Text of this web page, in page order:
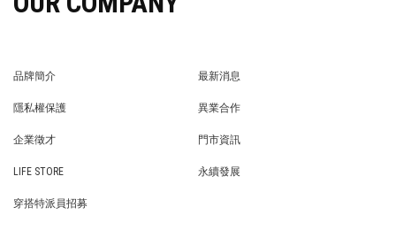
品牌簡介
最新消息
隱私權保護
異業合作
企業徵才
門市資訊
LIFE STORE
永續發展
穿搭特派員招募